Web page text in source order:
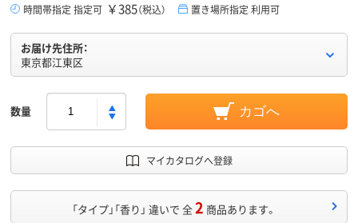
時間帯指定 指定可 ￥385（税込） 置き場所指定 利用可
お届け先住所：
東京都江東区
数量 カゴへ
マイカタログへ登録
「タイプ」「香り」 違いで 全2 商品あります。